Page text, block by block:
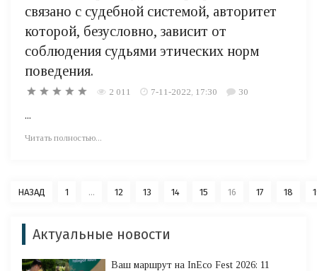
связано с судебной системой, авторитет
которой, безусловно, зависит от
соблюдения судьями этических норм
поведения.
2 011 7-11-2022, 17:30 30
...
Читать полностью...
НАЗАД 1 ... 12 13 14 15 16 17 18
Актуальные новости
Ваш маршрут на InEco Fest 2026: 11